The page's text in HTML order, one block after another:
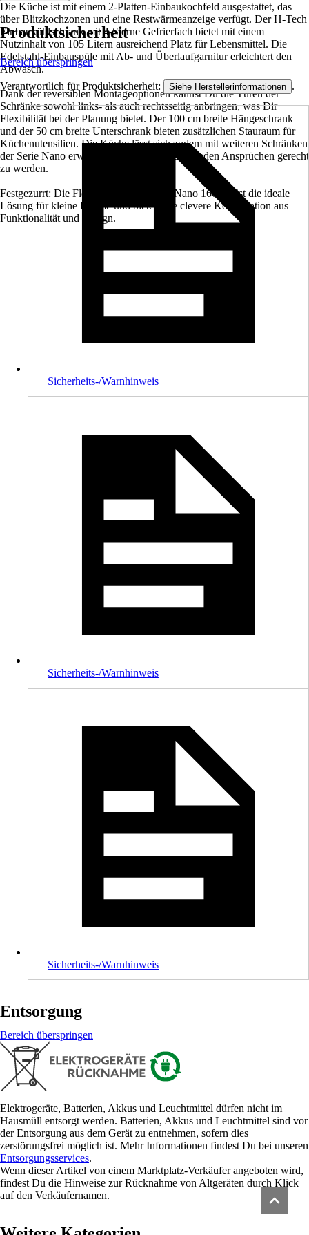
Die Küche ist mit einem 2-Platten-Einbaukochfeld ausgestattet, das
über Blitzkochzonen und eine Restwärmeanzeige verfügt. Der H-Tech
Einbaukühlschrank mit 4-Sterne Gefrierfach bietet mit einem
Nutzinhalt von 105 Litern ausreichend Platz für Lebensmittel. Die
Edelstahl-Einbauspüle mit Ab- und Überlaufgarnitur erleichtert den
Abwasch.
Dank der reversiblen Montageoptionen kannst Du die Türen der
Schränke sowohl links- als auch rechtsseitig anbringen, was Dir
Flexibilität bei der Planung bietet. Der 100 cm breite Hängeschrank
und der 50 cm breite Unterschrank bieten zusätzlichen Stauraum für
Küchenutensilien. Die Küche lässt sich zudem mit weiteren Schränken
der Serie Nano erweitern, um Deinen wachsenden Ansprüchen gerecht
zu werden.
Festgezurrt: Die Flex Well Singleküche Nano 160 cm ist die ideale
Lösung für kleine Räume und bietet eine clevere Kombination aus
Funktionalität und Design.
Produktsicherheit
Bereich überspringen
Verantwortlich für Produktsicherheit: Siehe Herstellerinformationen .
Sicherheits-/Warnhinweis
Sicherheits-/Warnhinweis
Sicherheits-/Warnhinweis
Entsorgung
Bereich überspringen
Elektrogeräte, Batterien, Akkus und Leuchtmittel dürfen nicht im
Hausmüll entsorgt werden. Batterien, Akkus und Leuchtmittel sind vor
der Entsorgung aus dem Gerät zu entnehmen, sofern dies
zerstörungsfrei möglich ist. Mehr Informationen findest Du bei unseren
Entsorgungsservices.
Wenn dieser Artikel von einem Marktplatz-Verkäufer angeboten wird,
findest Du die Hinweise zur Rücknahme von Altgeräten durch Klick
auf den Verkäufernamen.